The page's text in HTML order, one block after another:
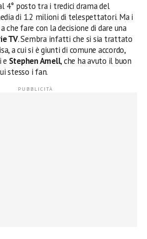
4° posto tra i tredici drama del
di 1.2 milioni di telespettatori. Ma i
che fare con la decisione di dare una
TV. Sembra infatti che si sia trattato
a cui si è giunti di comune accordo,
e Stephen Amell, che ha avuto il buon
stesso i fan.